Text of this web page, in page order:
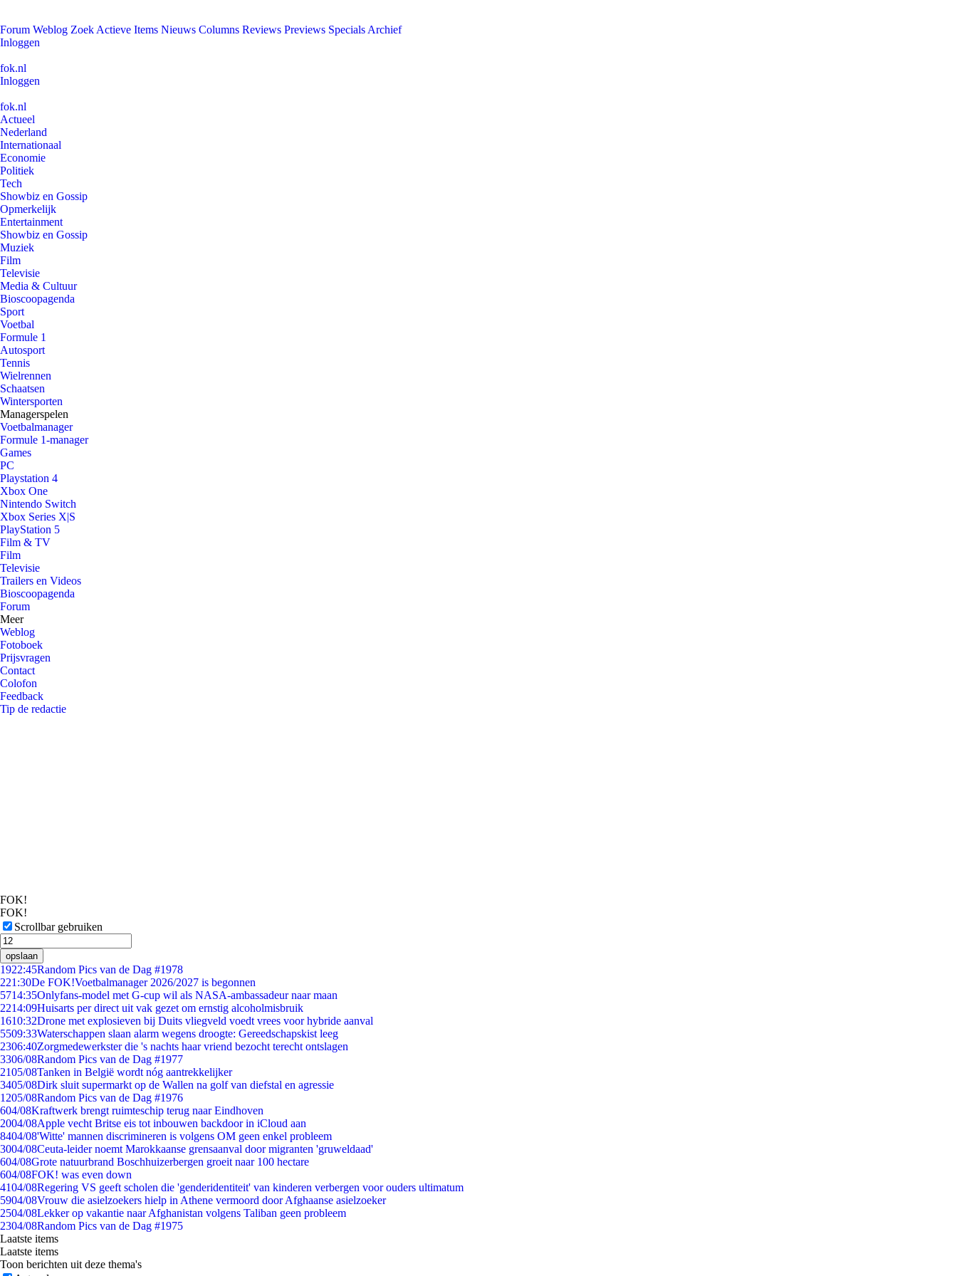
Forum Weblog Zoek Actieve Items Nieuws Columns Reviews Previews Specials Archief
Inloggen
fok.nl
Inloggen
fok.nl
Actueel
Nederland
Internationaal
Economie
Politiek
Tech
Showbiz en Gossip
Opmerkelijk
Entertainment
Showbiz en Gossip
Muziek
Film
Televisie
Media & Cultuur
Bioscoopagenda
Sport
Voetbal
Formule 1
Autosport
Tennis
Wielrennen
Schaatsen
Wintersporten
Managerspelen
Voetbalmanager
Formule 1-manager
Games
PC
Playstation 4
Xbox One
Nintendo Switch
Xbox Series X|S
PlayStation 5
Film & TV
Film
Televisie
Trailers en Videos
Bioscoopagenda
Forum
Meer
Weblog
Fotoboek
Prijsvragen
Contact
Colofon
Feedback
Tip de redactie
FOK!
FOK!
Scrollbar gebruiken
opslaan
1922:45Random Pics van de Dag #1978
221:30De FOK!Voetbalmanager 2026/2027 is begonnen
5714:35Onlyfans-model met G-cup wil als NASA-ambassadeur naar maan
2214:09Huisarts per direct uit vak gezet om ernstig alcoholmisbruik
1610:32Drone met explosieven bij Duits vliegveld voedt vrees voor hybride aanval
5509:33Waterschappen slaan alarm wegens droogte: Gereedschapskist leeg
2306:40Zorgmedewerkster die 's nachts haar vriend bezocht terecht ontslagen
3306/08Random Pics van de Dag #1977
2105/08Tanken in België wordt nóg aantrekkelijker
3405/08Dirk sluit supermarkt op de Wallen na golf van diefstal en agressie
1205/08Random Pics van de Dag #1976
604/08Kraftwerk brengt ruimteschip terug naar Eindhoven
2004/08Apple vecht Britse eis tot inbouwen backdoor in iCloud aan
8404/08'Witte' mannen discrimineren is volgens OM geen enkel probleem
3004/08Ceuta-leider noemt Marokkaanse grensaanval door migranten 'gruweldaad'
604/08Grote natuurbrand Boschhuizerbergen groeit naar 100 hectare
604/08FOK! was even down
4104/08Regering VS geeft scholen die 'genderidentiteit' van kinderen verbergen voor ouders ultimatum
5904/08Vrouw die asielzoekers hielp in Athene vermoord door Afghaanse asielzoeker
2504/08Lekker op vakantie naar Afghanistan volgens Taliban geen probleem
2304/08Random Pics van de Dag #1975
Laatste items
Laatste items
Toon berichten uit deze thema's